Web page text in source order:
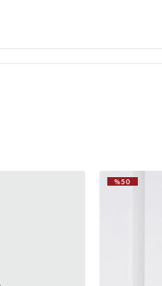
ederim. diğer renklerini de
%50